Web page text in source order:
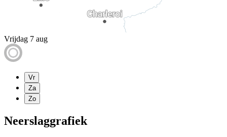
Vrijdag 7 aug
Vr
Za
Zo
Neerslaggrafiek